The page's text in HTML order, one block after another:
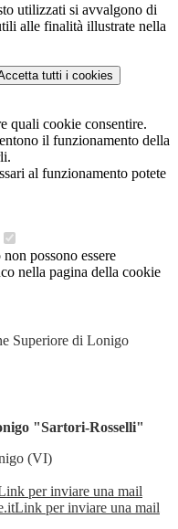
utilizzati si avvalgono di
alle finalità illustrate nella
tutti i cookies
quali cookie consentire.
il funzionamento della
al funzionamento potete
possono essere
nella pagina della cookie
Superiore di Lonigo
"Sartori-Rosselli"
(VI)
per inviare una mail
Link per inviare una mail